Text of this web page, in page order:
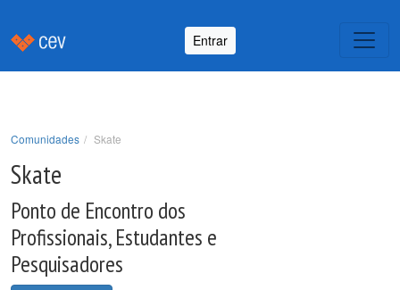
Entrar
Comunidades Skate
Skate
Ponto de Encontro dos
Profissionais, Estudantes e
Pesquisadores